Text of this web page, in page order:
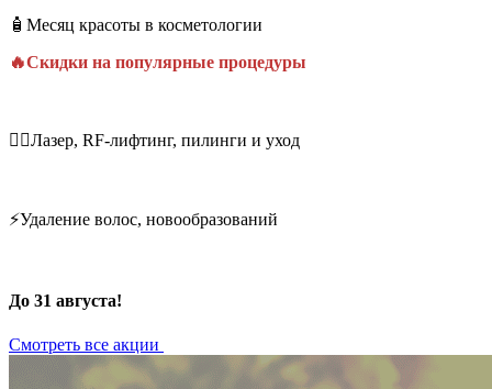
🧴Месяц красоты в косметологии
🔥Скидки на популярные процедуры
💆‍♀️Лазер, RF-лифтинг, пилинги и уход
⚡Удаление волос, новообразований
До 31 августа!
Смотреть все акции